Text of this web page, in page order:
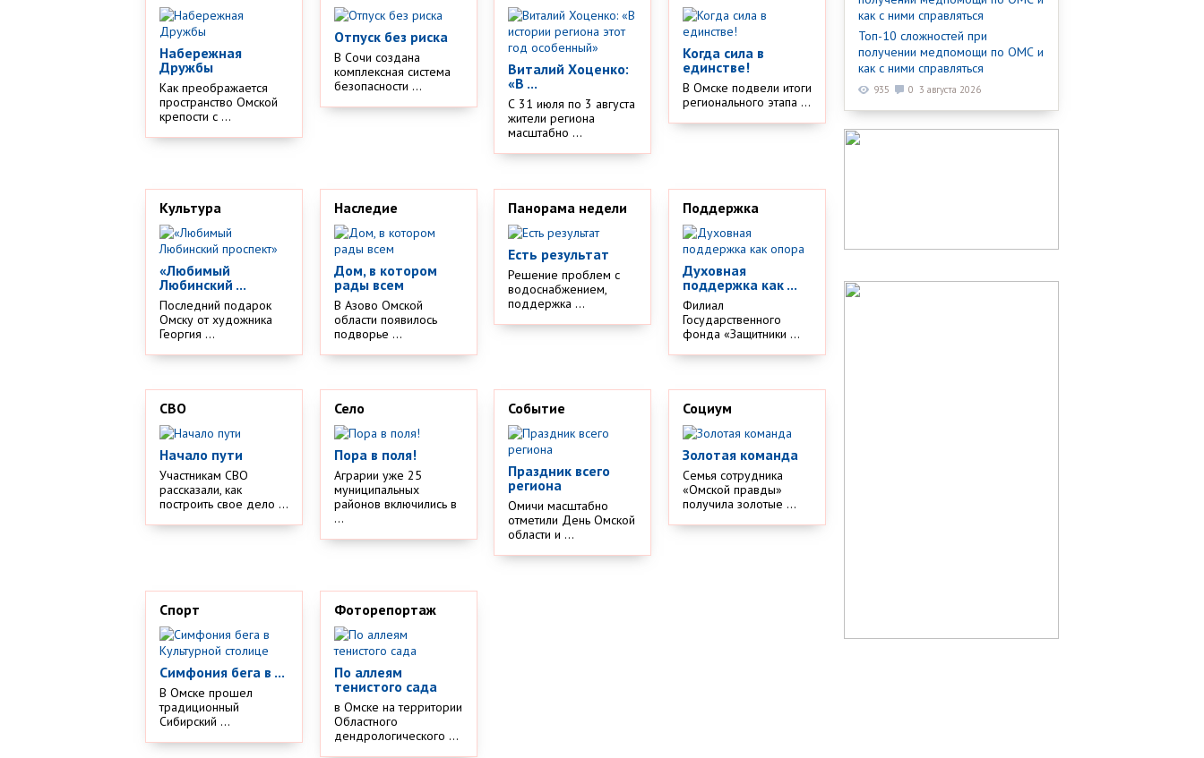
Набережная
Дружбы
Как преображается
пространство Омской
крепости с ...
Отпуск без риска
В Сочи создана
комплексная система
безопасности ...
Виталий Хоценко:
«В ...
С 31 июля по 3 августа
жители региона
масштабно ...
Когда сила в
единстве!
В Омске подвели итоги
регионального этапа ...
Культура
«Любимый
Любинский ...
Последний подарок
Омску от художника
Георгия ...
Наследие
Дом, в котором
рады всем
В Азово Омской
области появилось
подворье ...
Панорама недели
Есть результат
Решение проблем с
водоснабжением,
поддержка ...
Поддержка
Духовная
поддержка как ...
Филиал
Государственного
фонда «Защитники ...
СВО
Начало пути
Участникам СВО
рассказали, как
построить свое дело ...
Село
Пора в поля!
Аграрии уже 25
муниципальных
районов включились в
...
Событие
Праздник всего
региона
Омичи масштабно
отметили День Омской
области и ...
Социум
Золотая команда
Семья сотрудника
«Омской правды»
получила золотые ...
Спорт
Симфония бега в ...
В Омске прошел
традиционный
Сибирский ...
Фоторепортаж
По аллеям
тенистого сада
в Омске на территории
Областного
дендрологического ...
Топ-10 сложностей при
получении медпомощи по ОМС и
как с ними справляться
935 0 3 августа 2026